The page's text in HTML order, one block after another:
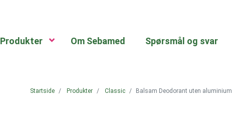
Produkter Om Sebamed Spørsmål og svar
Startside Produkter Classic Balsam Deodorant uten aluminium